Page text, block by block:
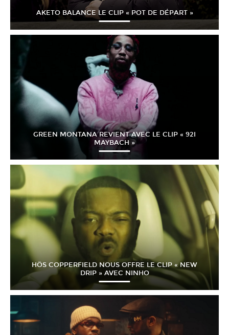
AKETO BALANCE LE CLIP « POT DE DÉPART »
GREEN MONTANA REVIENT AVEC LE CLIP « 92I
MAYBACH »
HÖS COPPERFIELD NOUS OFFRE LE CLIP « NEW
DRIP » AVEC NINHO